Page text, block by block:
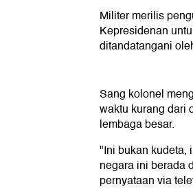
Militer merilis
Kepresidenan
ditandatangani
Sang kolonel
waktu kurang dari
lembaga besar.
"Ini bukan kudeta,
negara ini berada
pernyataan via